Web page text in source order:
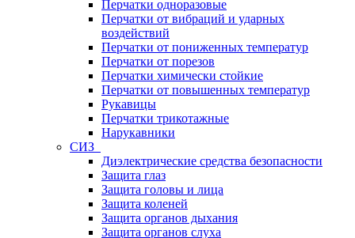
Перчатки одноразовые
Перчатки от вибраций и ударных
воздействий
Перчатки от пониженных температур
Перчатки от порезов
Перчатки химически стойкие
Перчатки от повышенных температур
Рукавицы
Перчатки трикотажные
Нарукавники
СИЗ
Диэлектрические средства безопасности
Защита глаз
Защита головы и лица
Защита коленей
Защита органов дыхания
Защита органов слуха